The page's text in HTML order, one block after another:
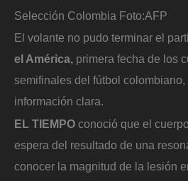
Selección Colombia Foto:AFP
El volante no pudo terminar el
el América, primera fecha de los
semifinales del fútbol colombiano,
información clara.
EL TIEMPO conoció que el
espera del resultado de una
conocer la magnitud de la lesión